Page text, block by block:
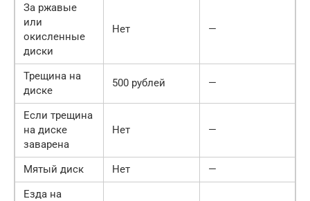
За ржавые
или
окисленные
диски
Нет —
Трещина на
диске
500 рублей —
Если трещина
на диске
заварена
Нет —
Мятый диск Нет
—
Езда на